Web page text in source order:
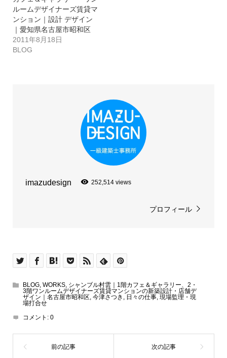
ルームデザイナーズ賃貸マ
ンション｜設計 デザイン
｜愛知県名古屋市昭和区
2011年8月18日
BLOG
imazudesign 252,514 views
プロフィール
BLOG, WORKS, シャンブル村雲｜1階カフェ＆ギャラリー、2・
3階ワンルームデザイナーズ賃貸マンションの新築設計・店舗デ
ザイン｜名古屋市昭和区, 今津さつき , 日々の仕事, 現場監理・現
場打合せ
コメント: 0